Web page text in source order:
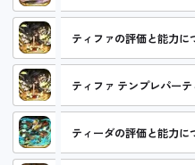
ティファの評価と能力に
ティファ テンプレパー
ティーダの評価と能力に